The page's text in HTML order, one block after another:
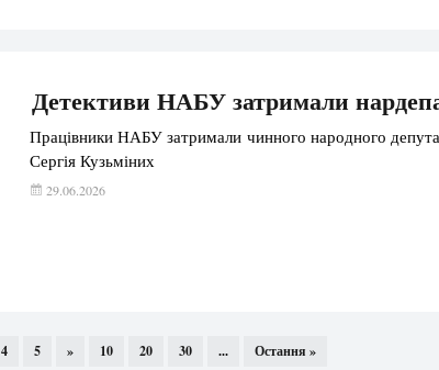
Детективи НАБУ затримали
Працівники НАБУ затримали чинного народного
Сергія Кузьміних
29.06.2026
4 5 » 10 20 30 ... Остання »